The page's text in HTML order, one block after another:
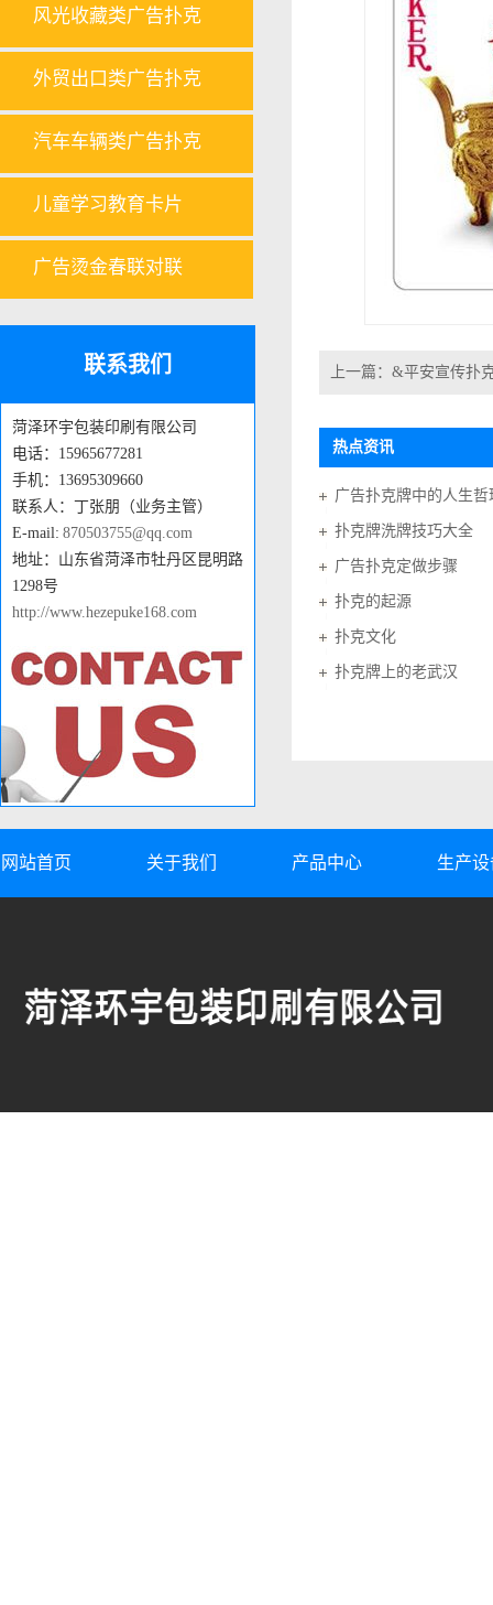
风光收藏类广告扑克
外贸出口类广告扑克
汽车车辆类广告扑克
儿童学习教育卡片
广告烫金春联对联
联系我们
菏泽环宇包装印刷有限公司
电话：15965677281
手机：13695309660
联系人：丁张朋（业务主管）
E-mail: 870503755@qq.com
地址：山东省菏泽市牡丹区昆明路
1298号
http://www.hezepuke168.com
上一篇： &平安宣传扑
热点资讯
广告扑克牌中的人生哲
扑克牌洗牌技巧大全
广告扑克定做步骤
扑克的起源
扑克文化
扑克牌上的老武汉
网站首页 关于我们 产品中心 生产